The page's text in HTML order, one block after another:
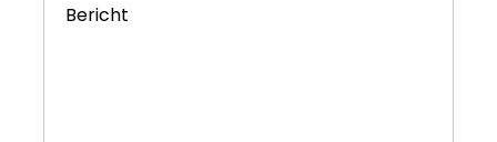
Bericht